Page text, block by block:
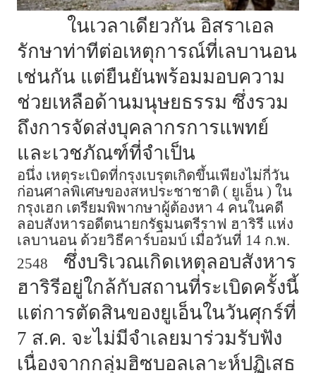
ในเวลาเดียวกัน อิสราเอล
รักษาท่าทีต่อเหตุการณ์ที่เลบานอน
เช่นกัน แต่ยืนยันพร้อมมอบความ
ช่วยเหลือด้านมนุษยธรรม ซึ่งรวม
ถึงการจัดส่งบุคลากรการแพทย์
และเวชภัณฑ์ที่จำเป็น
อนึ่ง เหตุระเบิดที่กรุงเบรุตเกิดขึ้นเพียงไม่กี่วัน
ก่อนศาลพิเศษของสหประชาชาติ ( ยูเอ็น ) ใน
กรุงเฮก เตรียมพิพากษาผู้ต้องหา 4 คนในคดี
ลอบสังหารอดีตนายกรัฐมนตรีราฟ ฮาริรี แห่ง
เลบานอน ด้วยวิธีคาร์บอมบ์ เมื่อวันที่ 14 ก.พ.
2548
ซึ่งบริเวณเกิดเหตุลอบสังหาร
ฮาริรีอยู่ใกล้กับสถานที่ระเบิดครั้งนี้
แต่การตัดสินของยูเอ็นในวันศุกร์ที่
7 ส.ค. จะไม่มีจำเลยมาร่วมรับฟัง
เนื่องจากกลุ่มฮิซบอลเลาะห์ปฏิเสธ